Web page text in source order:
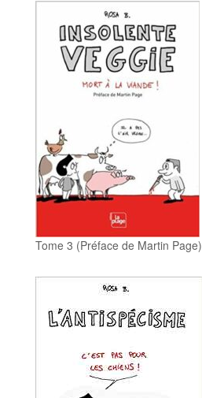
Tome 3 (Préface de Martin Page)